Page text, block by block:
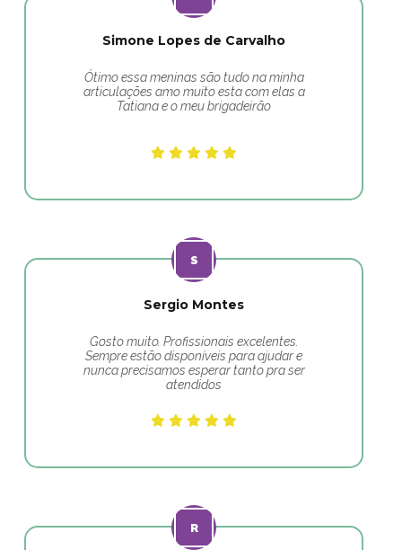
Simone Lopes de Carvalho
Ótimo essa meninas são tudo na minha
articulações amo muito esta com elas a
Tatiana e o meu brigadeirão
Sergio Montes
Gosto muito. Profissionais excelentes.
Sempre estão disponíveis para ajudar e
nunca precisamos esperar tanto pra ser
atendidos